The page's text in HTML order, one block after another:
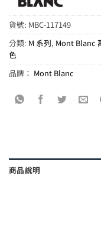
貨號: MBC-117149
分類: M 系列, Mont Blanc
色
品牌： Mont Blanc
商品說明